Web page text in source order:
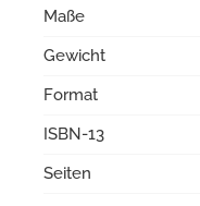
Maße
Gewicht
Format
ISBN-13
Seiten